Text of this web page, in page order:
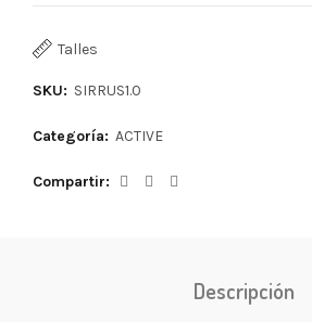
Talles
SKU: SIRRUS1.0
Categoría: ACTIVE
Compartir
Descripción